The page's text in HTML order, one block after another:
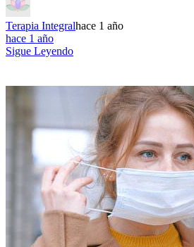
Terapia Integralhace 1 año
hace 1 año
Sigue Leyendo